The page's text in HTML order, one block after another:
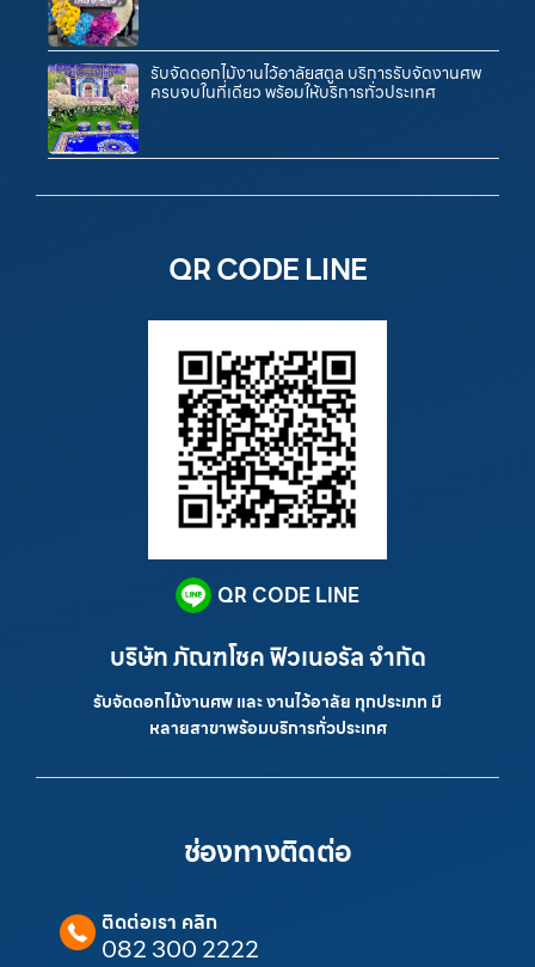
รับจัดดอกไม้งานไว้อาลัยสตูล บริการรับจัดงานศพ
ครบจบในที่เดียว พร้อมให้บริการทั่วประเทศ
QR CODE LINE
QR CODE LINE
บริษัท ภัณฑโชค ฟิวเนอรัล จำกัด
รับจัดดอกไม้งานศพ และ งานไว้อาลัย ทุกประเภท มี
หลายสาขาพร้อมบริการทั่วประเทศ
ช่องทางติดต่อ
ติดต่อเรา คลิก
082 300 2222